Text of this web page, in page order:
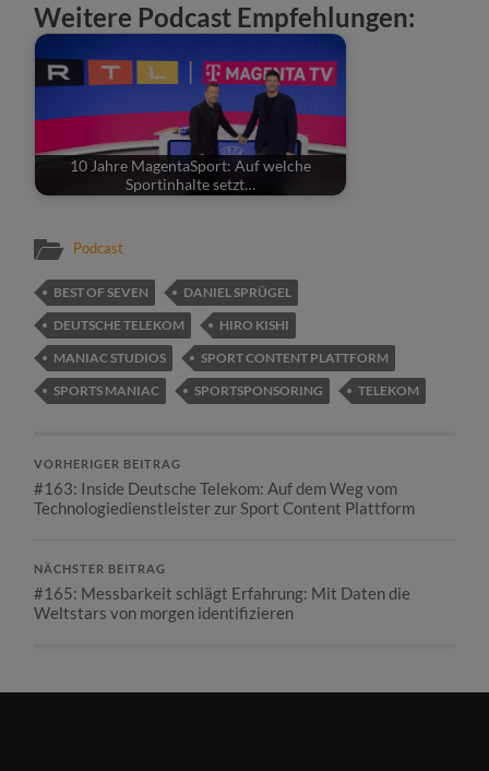
Weitere Podcast Empfehlungen:
10 Jahre MagentaSport: Auf welche
Sportinhalte setzt…
Podcast
BEST OF SEVEN
DANIEL SPRÜGEL
DEUTSCHE TELEKOM
HIRO KISHI
MANIAC STUDIOS
SPORT CONTENT PLATTFORM
SPORTS MANIAC
SPORTSPONSORING TELEKOM
VORHERIGER BEITRAG
#163: Inside Deutsche Telekom: Auf dem Weg vom
Technologiedienstleister zur Sport Content Plattform
NÄCHSTER BEITRAG
#165: Messbarkeit schlägt Erfahrung: Mit Daten die
Weltstars von morgen identifizieren